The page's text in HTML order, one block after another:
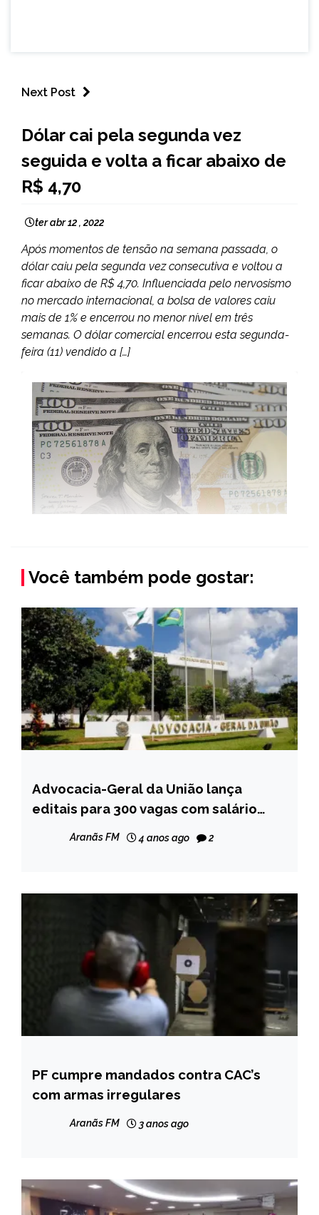
Next Post
NOTÍCIAS
Dólar cai pela segunda vez
seguida e volta a ficar abaixo de
R$ 4,70
ter abr 12 , 2022
Após momentos de tensão na semana passada, o
dólar caiu pela segunda vez consecutiva e voltou a
ficar abaixo de R$ 4,70. Influenciada pelo nervosismo
no mercado internacional, a bolsa de valores caiu
mais de 1% e encerrou no menor nível em três
semanas. O dólar comercial encerrou esta segunda-
feira (11) vendido a […]
Você também pode gostar:
BRASIL
CAPELINHA
Advocacia-Geral da União lança
editais para 300 vagas com salário
Aranãs FM 4 anos ago 2
BRASIL
NOTÍCIAS
PF cumpre mandados contra CAC’s
com armas irregulares
Aranãs FM 3 anos ago